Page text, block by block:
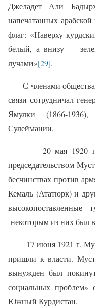
Джеладет Али
напечатанных
флаг: «Наверху
белый, а внизу —
лучами»[29].
С членами
связи сотрудничал
Ямулки (1866-
Сулеймании.
20 мая 1920
председательством
бесчинствах против
Кемаль (Ататюрк) и
некоторым из них был
17 июня 1921 г.
пришли к власти.
вынужден был
социальных проблем»
Южный Курдистан.